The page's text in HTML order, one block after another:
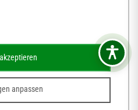
Amtsblatt
der DATA HORIZON Digitalagentur
anpassen